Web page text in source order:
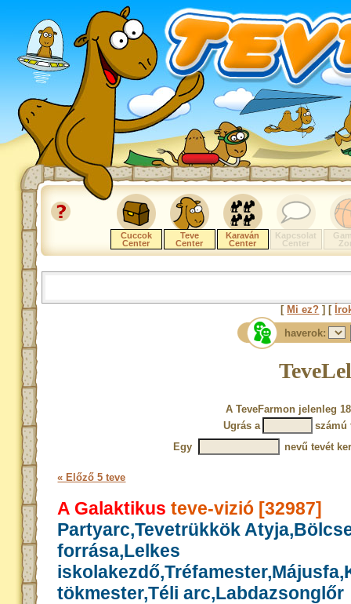
Cuccok
Center
Teve
Center
Karaván
Center
Kapcsolat
Center
[ Mi ez? ] [
haverok:
A TeveFarmon jelenleg
Ugrás a
számú
Egy
nevű tevét
« Előző 5 teve
A Galaktikus teve-vizió [32987]
Partyarc,Tevetrükkök
forrása,Lelkes
tökmester,Téli arc,Labdazsonglőr